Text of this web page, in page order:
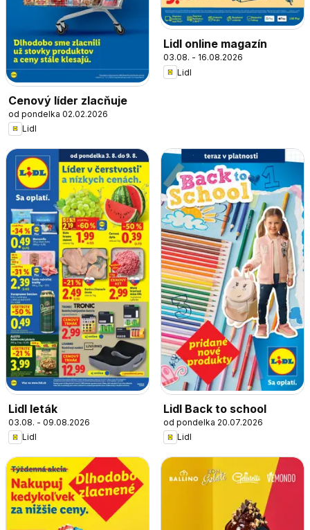
Cenový líder zlacňuje
od pondelka 02.02.2026
Lidl
Lidl online magazín
03.08. - 16.08.2026
Lidl
Lidl leták
03.08. - 09.08.2026
Lidl
Lidl Back to school
od pondelka 20.07.2026
Lidl